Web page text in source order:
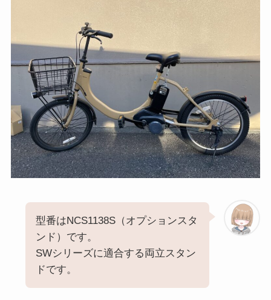
型番はNCS1138S（オプションスタ
ンド）です。
SWシリーズに適合する両立スタン
ドです。